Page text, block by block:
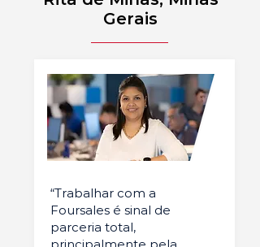
Gerais
“Trabalhar com a
Foursales é sinal de
parceria total,